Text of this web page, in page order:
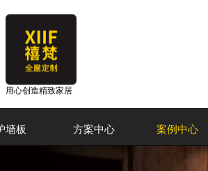
用心创造精致家居
墙板 方案中心 案例中心